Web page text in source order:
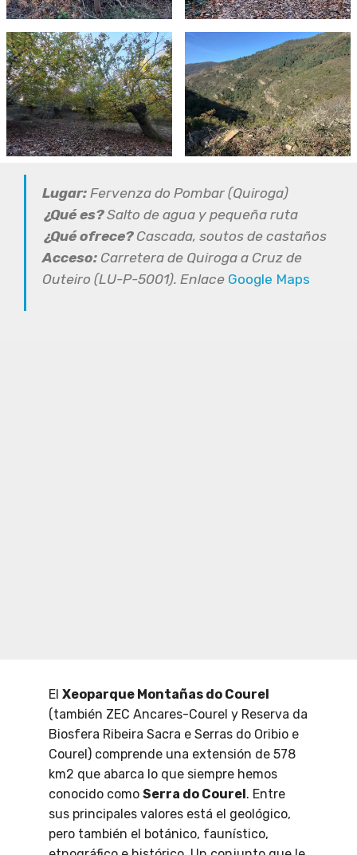
Lugar: Fervenza do Pombar (Quiroga)
¿Qué es?Salto de agua y pequeña ruta
¿Qué ofrece? Cascada, soutos de castaños
Acceso: Carretera de Quiroga a Cruz de
Outeiro (LU-P-5001). Enlace Google Maps
El Xeoparque Montañas do Courel
(también ZEC Ancares-Courel y Reserva da
Biosfera Ribeira Sacra e Serras do Oribio e
Courel) comprende una extensión de 578
km2 que abarca lo que siempre hemos
conocido como Serra do Courel. Entre
sus principales valores está el geológico,
pero también el botánico, faunístico,